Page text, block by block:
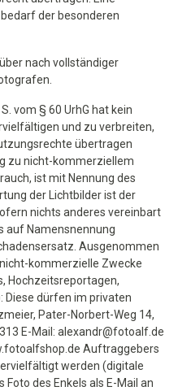
der besonderen
nach vollständiger
vom § 60 UrhG hat kein
und zu verbreiten,
übertragen
zu nicht-kommerziellem
ist mit Nennung des
der Lichtbilder ist der
nichts anderes vereinbart
auf Namensnennung
Ausgenommen
kommerzielle Zwecke
Hochzeitsreportagen,
Diese dürfen im privaten
Pater-Norbert-Weg 14,
E-Mail: alexandr@fotoalf.de
Auftraggebers
werden (digitale
des Enkels als E-Mail an